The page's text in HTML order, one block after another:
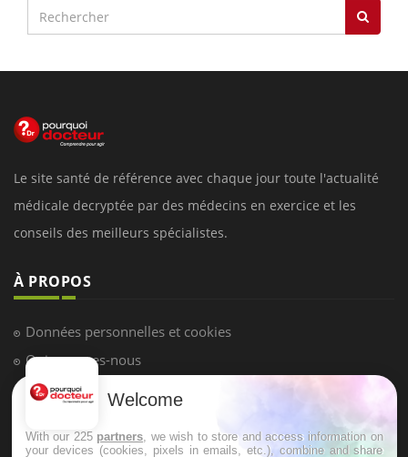
Le site santé de référence avec chaque jour toute l'actualité
médicale decryptée par des médecins en exercice et les
conseils des meilleurs spécialistes.
À PROPOS
Données personnelles et cookies
Qui sommes-nous
Conditions d'utilisation
Mentions Légales
Welcome
With our 225 partners , we wish to store and access information on
your devices (cookies, pixels in emails, etc.), combine and share